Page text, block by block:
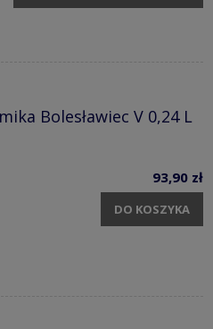
Bolesławiec V 0,24 L
93,90 zł
DO KOSZYKA